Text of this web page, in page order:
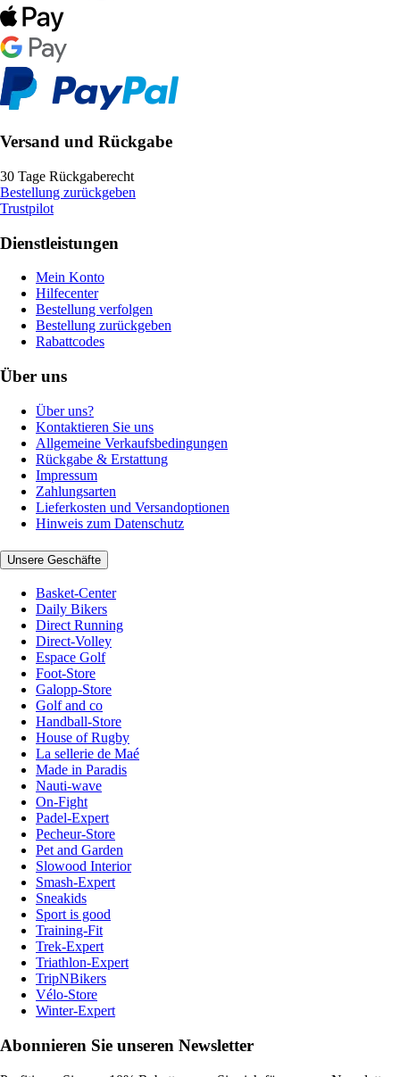
Versand und Rückgabe
30 Tage Rückgaberecht
Bestellung zurückgeben
Trustpilot
Dienstleistungen
Mein Konto
Hilfecenter
Bestellung verfolgen
Bestellung zurückgeben
Rabattcodes
Über uns
Über uns?
Kontaktieren Sie uns
Allgemeine Verkaufsbedingungen
Rückgabe & Erstattung
Impressum
Zahlungsarten
Lieferkosten und Versandoptionen
Hinweis zum Datenschutz
Unsere Geschäfte
Basket-Center
Daily Bikers
Direct Running
Direct-Volley
Espace Golf
Foot-Store
Galopp-Store
Golf and co
Handball-Store
House of Rugby
La sellerie de Maé
Made in Paradis
Nauti-wave
On-Fight
Padel-Expert
Pecheur-Store
Pet and Garden
Slowood Interior
Smash-Expert
Sneakids
Sport is good
Training-Fit
Trek-Expert
Triathlon-Expert
TripNBikers
Vélo-Store
Winter-Expert
Abonnieren Sie unseren Newsletter